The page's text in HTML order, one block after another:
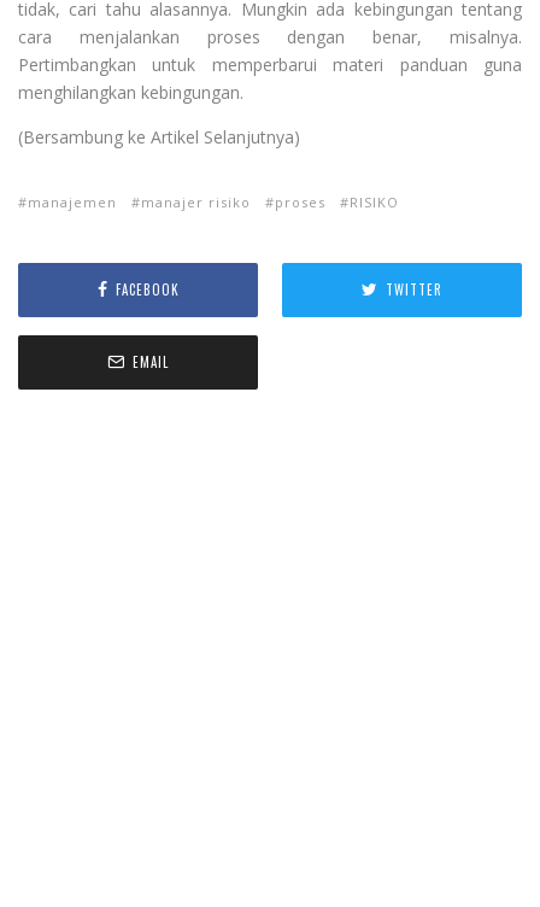
tidak, cari tahu alasannya. Mungkin ada kebingungan tentang
cara menjalankan proses dengan benar, misalnya.
Pertimbangkan untuk memperbarui materi panduan guna
menghilangkan kebingungan.
(Bersambung ke Artikel Selanjutnya)
manajemen manajer risiko proses RISIKO
FACEBOOK TWITTER
EMAIL